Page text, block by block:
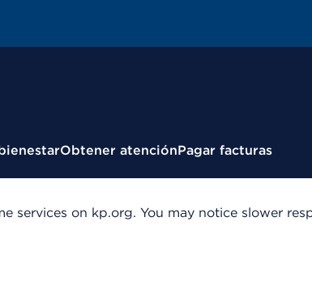
Obtener atenciónPagar facturas
services on kp.org. You may notice slower